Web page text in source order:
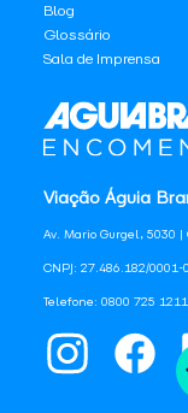
Viação Águia
Av. Mario Gurgel, 5030 |
CNPJ: 27.486.182/
Telefone: 0800 725
Blog
Glossário
Sala de Imprensa